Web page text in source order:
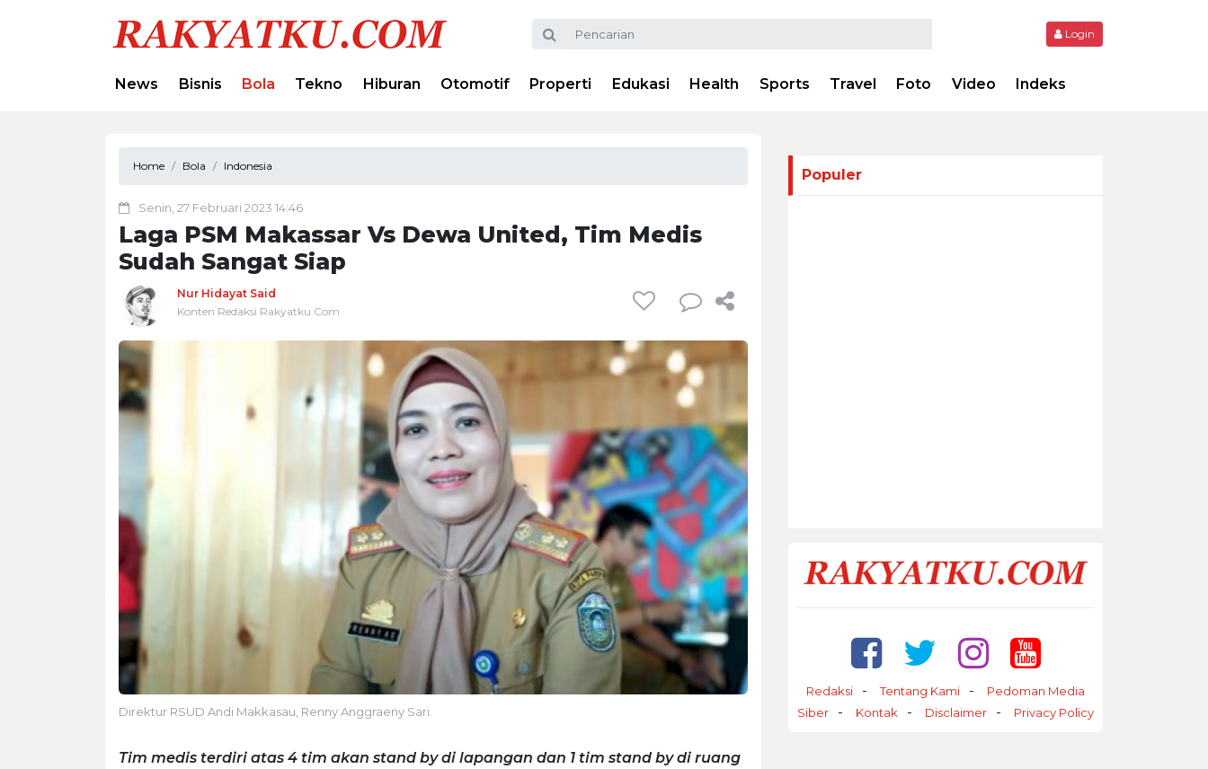
Login
News Bisnis Bola Tekno Hiburan Otomotif Properti Edukasi Health Sports Travel Foto Video Indeks
Home Bola Indonesia
Senin, 27 Februari 2023 14:46
Laga PSM Makassar Vs Dewa United, Tim Medis
Sudah Sangat Siap
Nur Hidayat Said
Konten Redaksi Rakyatku.Com
Direktur RSUD Andi Makkasau, Renny Anggraeny Sari.
Tim medis terdiri atas 4 tim akan stand by di lapangan dan 1 tim stand by di ruang
Populer
Redaksi Tentang Kami
Pedoman Media
Siber
Kontak Disclaimer Privacy Policy